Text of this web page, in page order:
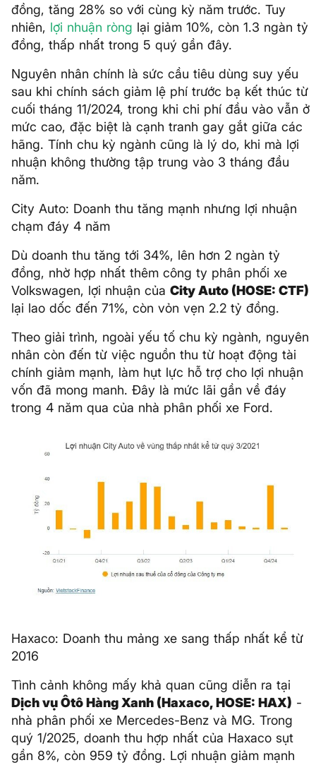
đồng, tăng 28% so với cùng kỳ năm trước. Tuy
nhiên, lợi nhuận ròng lại giảm 10%, còn 1.3 ngàn tỷ
đồng, thấp nhất trong 5 quý gần đây.
Nguyên nhân chính là sức cầu tiêu dùng suy yếu
sau khi chính sách giảm lệ phí trước bạ kết thúc từ
cuối tháng 11/2024, trong khi chi phí đầu vào vẫn ở
mức cao, đặc biệt là cạnh tranh gay gắt giữa các
hãng. Tính chu kỳ ngành cũng là lý do, khi mà lợi
nhuận không thường tập trung vào 3 tháng đầu
năm.
City Auto: Doanh thu tăng mạnh nhưng lợi nhuận
chạm đáy 4 năm
Dù doanh thu tăng tới 34%, lên hơn 2 ngàn tỷ
đồng, nhờ hợp nhất thêm công ty phân phối xe
Volkswagen, lợi nhuận của City Auto (HOSE: CTF)
lại lao dốc đến 71%, còn vỏn vẹn 2.2 tỷ đồng.
Theo giải trình, ngoài yếu tố chu kỳ ngành, nguyên
nhân còn đến từ việc nguồn thu từ hoạt động tài
chính giảm mạnh, làm hụt lực hỗ trợ cho lợi nhuận
vốn đã mong manh. Đây là mức lãi gần về đáy
trong 4 năm qua của nhà phân phối xe Ford.
Haxaco: Doanh thu mảng xe sang thấp nhất kể từ
2016
Tình cảnh không mấy khả quan cũng diễn ra tại
Dịch vụ Ôtô Hàng Xanh (Haxaco, HOSE: HAX) -
nhà phân phối xe Mercedes-Benz và MG. Trong
quý 1/2025, doanh thu hợp nhất của Haxaco sụt
gần 8%, còn 959 tỷ đồng. Lợi nhuận giảm mạnh